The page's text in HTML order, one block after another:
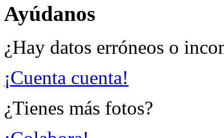
Ayúdanos
¿Hay datos erróneos o
¡Cuenta cuenta!
¿Tienes más fotos?